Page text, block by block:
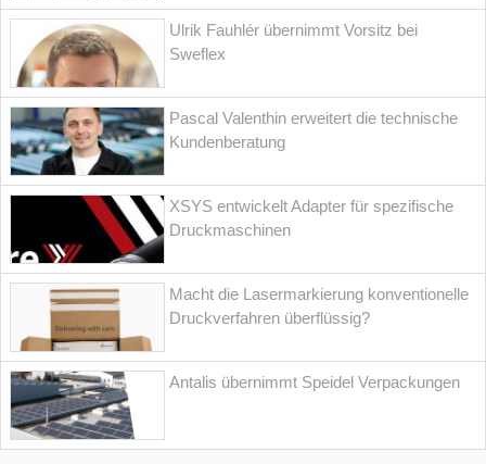
Ulrik Fauhlér übernimmt Vorsitz bei
Sweflex
Pascal Valenthin erweitert die technische
Kundenberatung
XSYS entwickelt Adapter für spezifische
Druckmaschinen
Macht die Lasermarkierung konventionelle
Druckverfahren überflüssig?
Antalis übernimmt Speidel Verpackungen